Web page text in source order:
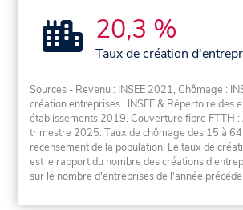
20,3 %
Taux de création
Sources - Revenu : INSEE 2021, Chômage :
création entreprises : INSEE & Répertoire des
établissements 2019. Couverture fibre FTTH :
trimestre 2025. Taux de chômage des 15 à 64
recensement de la population. Le taux de
est le rapport du nombre des créations
sur le nombre d'entreprises de l'année